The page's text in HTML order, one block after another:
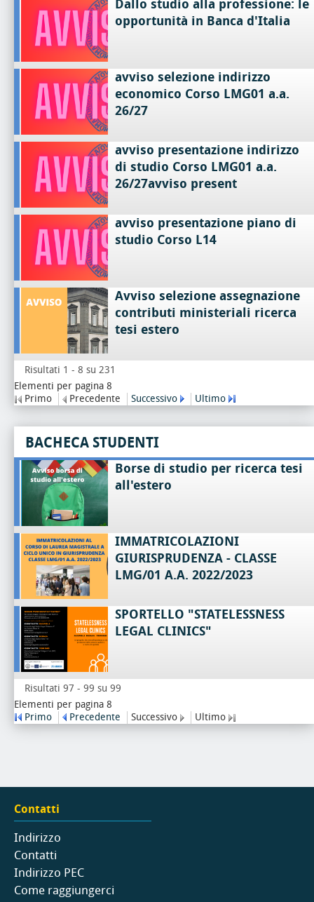
Dallo studio alla professione: le
opportunità in Banca d'Italia
avviso selezione indirizzo
economico Corso LMG01 a.a.
26/27
avviso presentazione indirizzo
di studio Corso LMG01 a.a.
26/27avviso present
avviso presentazione piano di
studio Corso L14
Avviso selezione assegnazione
contributi ministeriali ricerca
tesi estero
Risultati 1 - 8 su 231
Elementi per pagina 8
Primo
Precedente Successivo Ultimo
BACHECA STUDENTI
Borse di studio per ricerca tesi
all'estero
IMMATRICOLAZIONI
GIURISPRUDENZA - CLASSE
LMG/01 A.A. 2022/2023
SPORTELLO "STATELESSNESS
LEGAL CLINICS"
Risultati 97 - 99 su 99
Elementi per pagina 8
Primo
Precedente Successivo Ultimo
Contatti
Indirizzo
Contatti
Indirizzo PEC
Come raggiungerci